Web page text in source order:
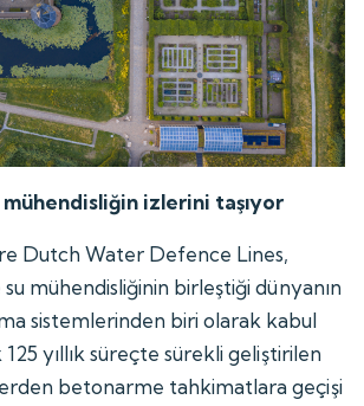
mühendisliğin izlerini taşıyor
Dutch Water Defence Lines,
mühendisliğinin birleştiği dünyanın
sistemlerinden biri olarak kabul
125 yıllık süreçte sürekli geliştirilen
betonarme tahkimatlara geçişi